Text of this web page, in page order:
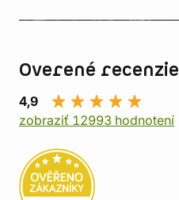
Overené recenzie
4,9
zobraziť 12993 hodnotení